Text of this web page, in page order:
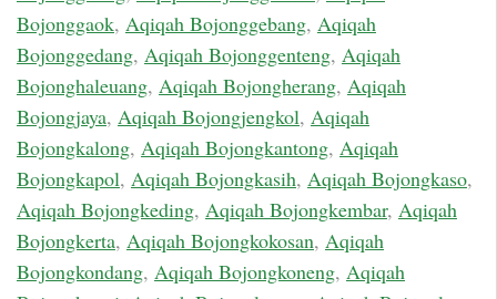
Bojonggaok, Aqiqah Bojonggebang, Aqiqah
Bojonggedang, Aqiqah Bojonggenteng, Aqiqah
Bojonghaleuang, Aqiqah Bojongherang, Aqiqah
Bojongjaya, Aqiqah Bojongjengkol, Aqiqah
Bojongkalong, Aqiqah Bojongkantong, Aqiqah
Bojongkapol, Aqiqah Bojongkasih, Aqiqah Bojongkaso,
Aqiqah Bojongkeding, Aqiqah Bojongkembar, Aqiqah
Bojongkerta, Aqiqah Bojongkokosan, Aqiqah
Bojongkondang, Aqiqah Bojongkoneng, Aqiqah